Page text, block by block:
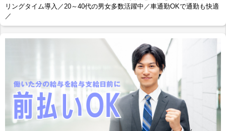
リングタイム導入／20～40代の男女多数活躍中／車通勤OKで通勤も快適
／